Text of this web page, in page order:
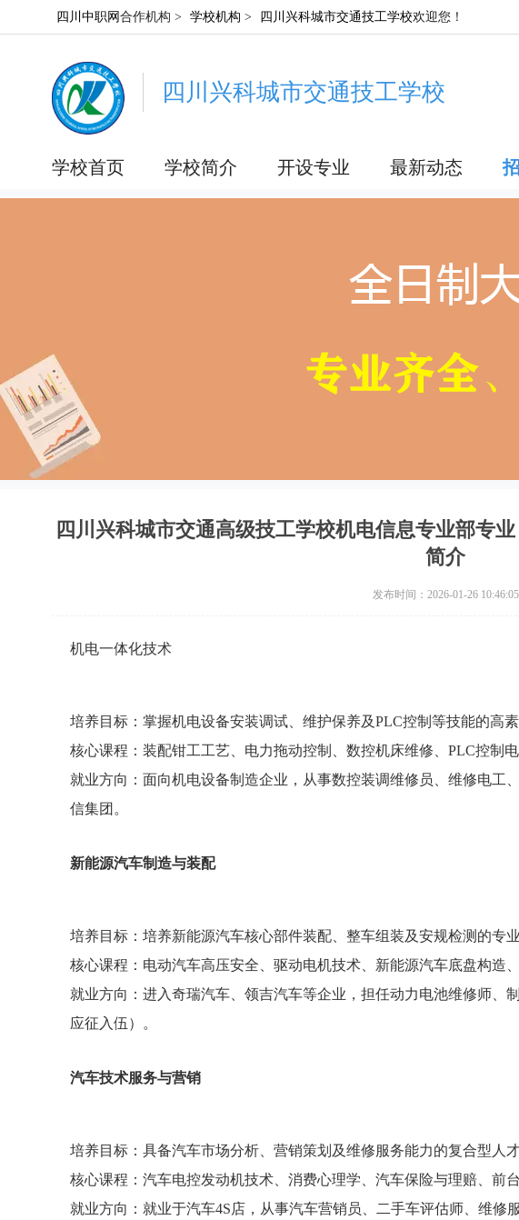
四川中职网 合作机构 > 学校机构 > 四川兴科城市交通技工学校欢迎您！
四川兴科城市交通技工学校
学校首页 学校简介 开设专业 最新动态
四川兴科城市交通高级技工学校机电信息专业部专
简介
发布时间：2026-01-26 10:46:05
机电一体化技术
培养目标：掌握机电设备安装调试、维护保养及PLC控制等技能的高
核心课程：装配钳工工艺、电力拖动控制、数控机床维修、PLC控制
就业方向：面向机电设备制造企业，从事数控装调维修员、维修电工
信集团。
新能源汽车制造与装配
培养目标：培养新能源汽车核心部件装配、整车组装及安规检测的专
核心课程：电动汽车高压安全、驱动电机技术、新能源汽车底盘构造
就业方向：进入奇瑞汽车、领吉汽车等企业，担任动力电池维修师、
应征入伍）。
汽车技术服务与营销
培养目标：具备汽车市场分析、营销策划及维修服务能力的复合型人
核心课程：汽车电控发动机技术、消费心理学、汽车保险与理赔、前
就业方向：就业于汽车4S店，从事汽车营销员、二手车评估师、维修